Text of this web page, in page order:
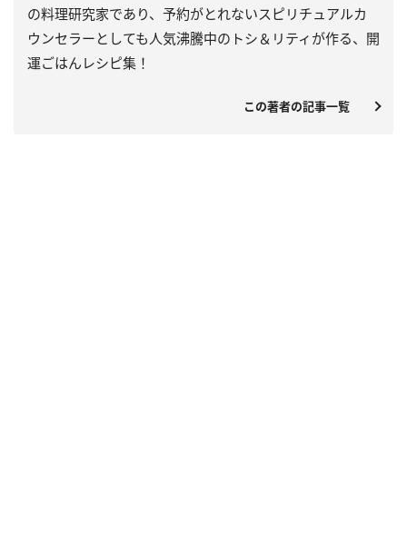
の料理研究家であり、予約がとれないスピリチュアルカ
ウンセラーとしても人気沸騰中のトシ＆リティが作る、開
運ごはんレシピ集！
この著者の記事一覧